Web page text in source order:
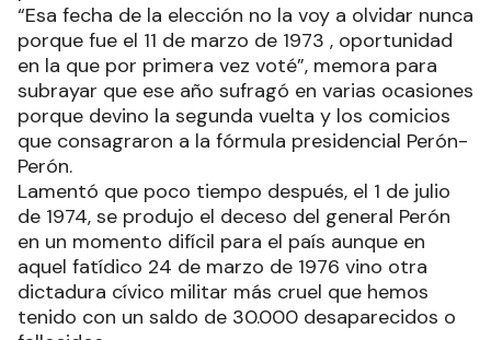
“Esa fecha de la elección no la voy a olvidar nunca
porque fue el 11 de marzo de 1973 , oportunidad
en la que por primera vez voté”, memora para
subrayar que ese año sufragó en varias ocasiones
porque devino la segunda vuelta y los comicios
que consagraron a la fórmula presidencial Perón-
Perón.
Lamentó que poco tiempo después, el 1 de julio
de 1974, se produjo el deceso del general Perón
en un momento difícil para el país aunque en
aquel fatídico 24 de marzo de 1976 vino otra
dictadura cívico militar más cruel que hemos
tenido con un saldo de 30.000 desaparecidos o